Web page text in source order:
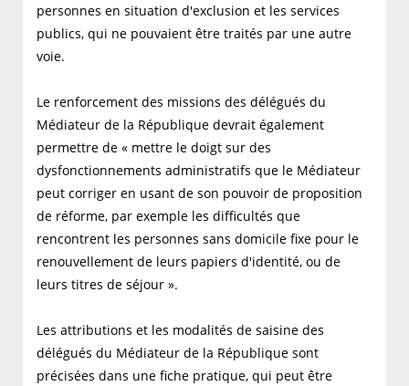
personnes en situation d'exclusion et les services
publics, qui ne pouvaient être traités par une autre
voie.
Le renforcement des missions des délégués du
Médiateur de la République devrait également
permettre de « mettre le doigt sur des
dysfonctionnements administratifs que le Médiateur
peut corriger en usant de son pouvoir de proposition
de réforme, par exemple les difficultés que
rencontrent les personnes sans domicile fixe pour le
renouvellement de leurs papiers d'identité, ou de
leurs titres de séjour ».
Les attributions et les modalités de saisine des
délégués du Médiateur de la République sont
précisées dans une fiche pratique, qui peut être